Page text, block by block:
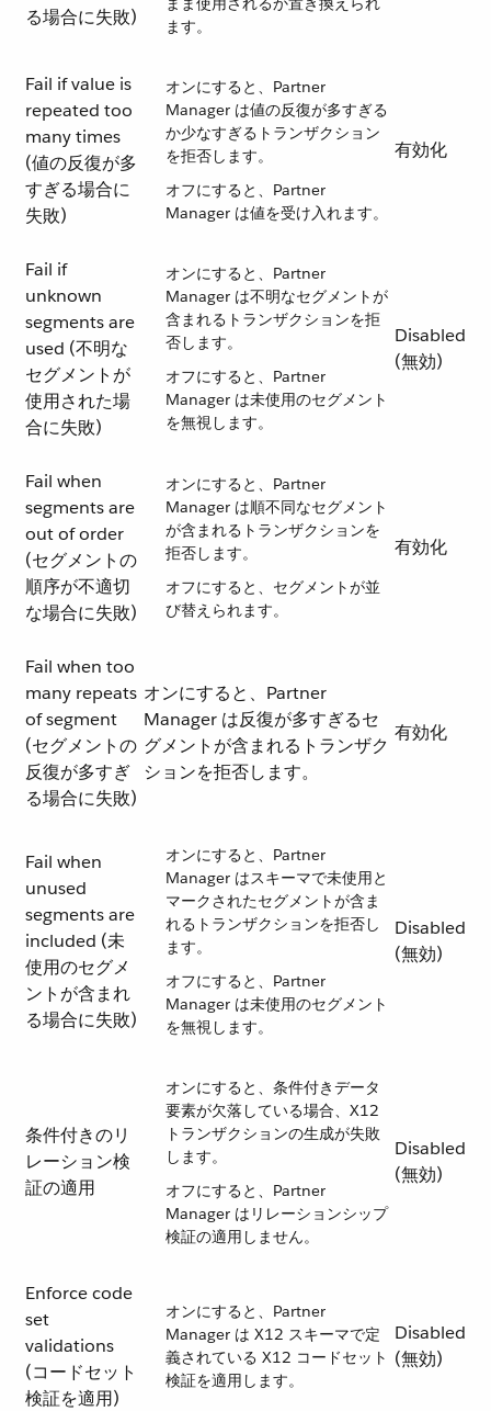
る場合に失敗)
ます。
Fail if value is
repeated too
many times
(値の反復が多
すぎる場合に
失敗)
オンにすると、Partner
Manager は値の反復が多すぎる
か少なすぎるトランザクション
を拒否します。
オフにすると、Partner
Manager は値を受け入れます。
有効化
Fail if
unknown
segments are
used (不明な
セグメントが
使用された場
合に失敗)
オンにすると、Partner
Manager は不明なセグメントが
含まれるトランザクションを拒
否します。
オフにすると、Partner
Manager は未使用のセグメント
を無視します。
Disabled
(無効)
Fail when
segments are
out of order
(セグメントの
順序が不適切
な場合に失敗)
オンにすると、Partner
Manager は順不同なセグメント
が含まれるトランザクションを
拒否します。
オフにすると、セグメントが並
び替えられます。
有効化
Fail when too
many repeats
of segment
(セグメントの
反復が多すぎ
る場合に失敗)
オンにすると、Partner
Manager は反復が多すぎるセ
グメントが含まれるトランザク
ションを拒否します。
有効化
Fail when
unused
segments are
included (未
使用のセグメ
ントが含まれ
る場合に失敗)
オンにすると、Partner
Manager はスキーマで未使用と
マークされたセグメントが含ま
れるトランザクションを拒否し
ます。
オフにすると、Partner
Manager は未使用のセグメント
を無視します。
Disabled
(無効)
条件付きのリ
レーション検
証の適用
オンにすると、条件付きデータ
要素が欠落している場合、X12
トランザクションの生成が失敗
します。
オフにすると、Partner
Manager はリレーションシップ
検証の適用しません。
Disabled
(無効)
Enforce code
set
validations
(コードセット
検証を適用)
オンにすると、Partner
Manager は X12 スキーマで定
義されている X12 コードセット
検証を適用します。
Disabled
(無効)